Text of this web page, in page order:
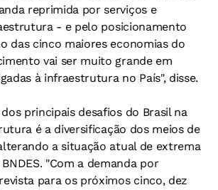
reprimida por serviços e
- e pelo posicionamento
das cinco maiores economias do
vai ser muito grande em
à infraestrutura no País", disse.
principais desafios do Brasil na
é a diversificação dos meios de
a situação atual de extrema
"Com a demanda por
para os próximos cinco, dez